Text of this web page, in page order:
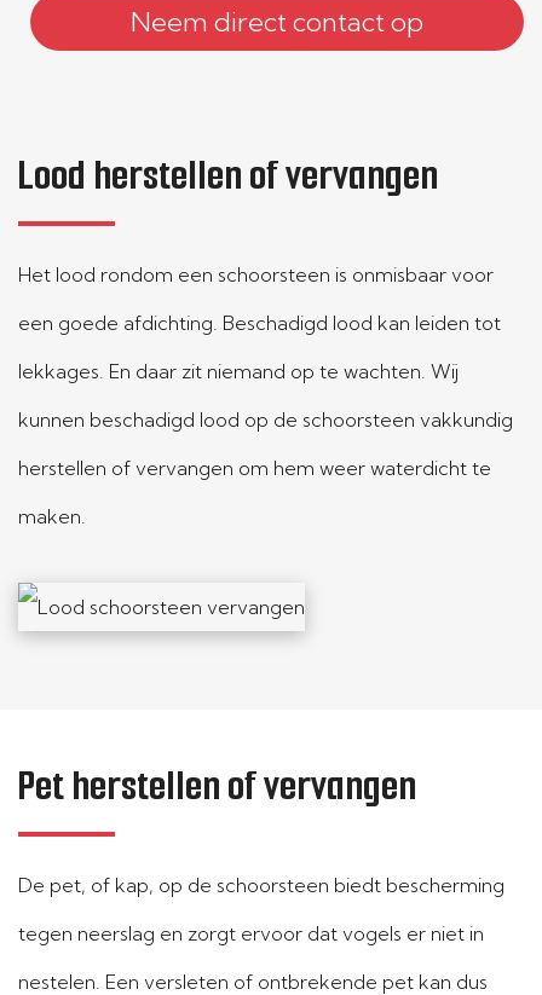
Neem direct contact op
Lood herstellen of vervangen
Het lood rondom een schoorsteen is onmisbaar voor
een goede afdichting. Beschadigd lood kan leiden tot
lekkages. En daar zit niemand op te wachten. Wij
kunnen beschadigd lood op de schoorsteen vakkundig
herstellen of vervangen om hem weer waterdicht te
maken.
Pet herstellen of vervangen
De pet, of kap, op de schoorsteen biedt bescherming
tegen neerslag en zorgt ervoor dat vogels er niet in
nestelen. Een versleten of ontbrekende pet kan dus